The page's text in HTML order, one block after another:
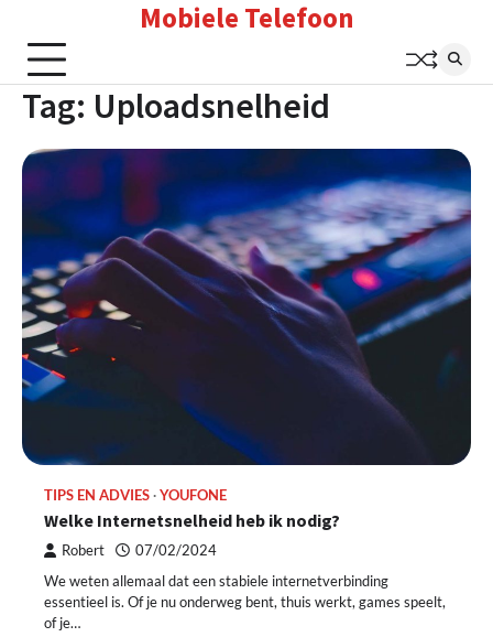
content
Mobiele Telefoon
Tag: Uploadsnelheid
TIPS EN ADVIES YOUFONE
Welke Internetsnelheid heb ik nodig?
Robert 07/02/2024
We weten allemaal dat een stabiele internetverbinding
essentieel is. Of je nu onderweg bent, thuis werkt, games speelt,
of je…